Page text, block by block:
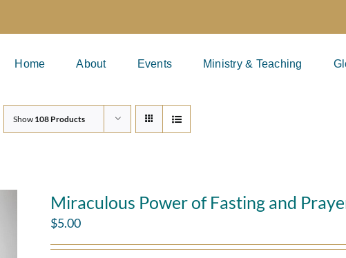
Home About Events Ministry & Teaching
Show 108 Products
Miraculous Power of Fasting and
$5.00